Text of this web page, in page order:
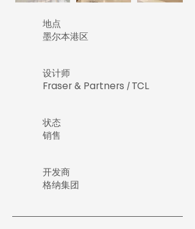
地点
墨尔本港区
设计师
Fraser & Partners / TCL
​状态
销售
开发商
格纳集团